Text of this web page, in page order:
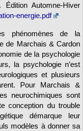
Automne-Hiver
energie.pdf
phénomènes de la
de Marchais & Cardon
de la psychologie
la psychologie n’est
et plusieurs
Pour Marchais &
neurochimiques sont
conception du trouble
démarque leur
modèles à donner sa